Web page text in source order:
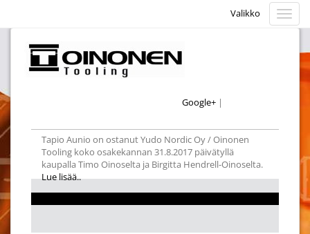
Google+ |
Tapio Aunio on ostanut Yudo Nordic Oy / Oinonen
Tooling koko osakekannan 31.8.2017 päivätyllä
kaupalla Timo Oinoselta ja Birgitta Hendrell-Oinoselta.
Lue lisää..
Valikko